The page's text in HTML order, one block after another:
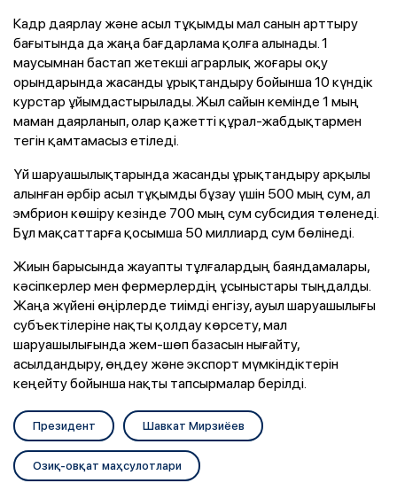
Кадр даярлау және асыл тұқымды мал санын арттыру
бағытында да жаңа бағдарлама қолға алынады. 1
маусымнан бастап жетекші аграрлық жоғары оқу
орындарында жасанды ұрықтандыру бойынша 10 күндік
курстар ұйымдастырылады. Жыл сайын кемінде 1 мың
маман даярланып, олар қажетті құрал-жабдықтармен
тегін қамтамасыз етіледі.
Үй шаруашылықтарында жасанды ұрықтандыру арқылы
алынған әрбір асыл тұқымды бұзау үшін 500 мың сум, ал
эмбрион көшіру кезінде 700 мың сум субсидия төленеді.
Бұл мақсаттарға қосымша 50 миллиард сум бөлінеді.
Жиын барысында жауапты тұлғалардың баяндамалары,
кәсіпкерлер мен фермерлердің ұсыныстары тыңдалды.
Жаңа жүйені өңірлерде тиімді енгізу, ауыл шаруашылығы
субъектілеріне нақты қолдау көрсету, мал
шаруашылығында жем-шөп базасын нығайту,
асылдандыру, өңдеу және экспорт мүмкіндіктерін
кеңейту бойынша нақты тапсырмалар берілді.
Президент Шавкат Мирзиёев
Озиқ-овқат маҳсулотлари